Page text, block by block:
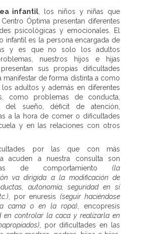
infantil , los niños y niñas que
Óptima presentan diferentes
psicológicas y emocionales. El
infantil es la persona encargada de
y es que no solo los adultos
nuestros hijos e hijas
sus propias dificultades
manifestar de forma distinta a como
los adultos y además en diferentes
como problemas de conducta,
del sueño, déficit de atención,
a la hora de comer o dificultades
y en las relaciones con otros
por las que con más
acuden a nuestra consulta son
de comportamiento (la
va dirigida a la modificación de
autonomía, seguridad en sí
, por enuresis(seguir haciéndose
cama o en la ropa) , encopresis
en controlar la caca y realizarla en
, por dificultades en las